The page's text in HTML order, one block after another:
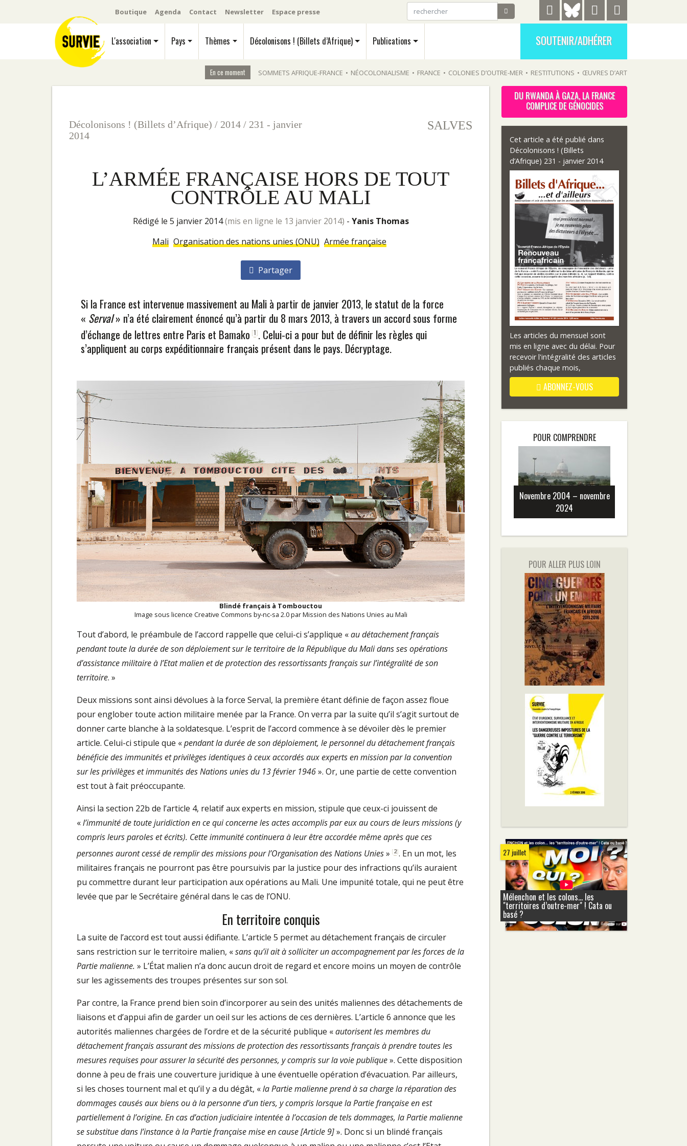
Boutique Agenda Contact Newsletter Espace presse
L'association Pays Thèmes Décolonisons ! (Billets d’Afrique) Publications SOUTENIR/ADHÉRER
En ce moment SOMMETS AFRIQUE-FRANCE • NÉOCOLONIALISME • FRANCE • COLONIES D’OUTRE-MER • RESTITUTIONS • ŒUVRES D’ART
Décolonisons ! (Billets d’Afrique) / 2014 / 231 - janvier
2014
SALVES
L’ARMÉE FRANÇAISE HORS DE TOUT
CONTRÔLE AU MALI
rédigé le 5 janvier 2014(mis en ligne le 13 janvier 2014) - Yanis Thomas
Mali Organisation des nations unies (ONU) Armée française
Partager
Si la France est intervenue massivement au Mali à partir de janvier 2013, le statut de la force
« Serval» n’a été clairement énoncé qu’à partir du 8 mars 2013, à travers un accord sous forme
d’échange de lettres entre Paris et Bamako [1]. Celui-ci a pour but de définir les règles qui
s’appliquent au corps expéditionnaire français présent dans le pays. Décryptage.
Blindé français à Tombouctou
Image sous licence Creative Commons by-nc-sa 2.0 par Mission des Nations Unies au Mali
Tout d’abord, le préambule de l’accord rappelle que celui-ci s’applique «au détachement français
pendant toute la durée de son déploiement sur le territoire de la République du Mali dans ses opérations
d’assistance militaire à l’Etat malien et de protection des ressortissants français sur l’intégralité de son
territoire. »
Deux missions sont ainsi dévolues à la force Serval, la première étant définie de façon assez floue
pour englober toute action militaire menée par la France. On verra par la suite qu’il s’agit surtout de
donner carte blanche à la soldatesque. L’esprit de l’accord commence à se dévoiler dès le premier
article. Celui-ci stipule que «pendant la durée de son déploiement, le personnel du détachement français
bénéficie des immunités et privilèges identiques à ceux accordés aux experts en mission par la convention
sur les privilèges et immunités des Nations unies du 13 février 1946». Or, une partie de cette convention
est tout à fait préoccupante.
Ainsi la section 22b de l’article 4, relatif aux experts en mission, stipule que ceux-ci jouissent de
«l’immunité de toute juridiction en ce qui concerne les actes accomplis par eux au cours de leurs missions (y
compris leurs paroles et écrits). Cette immunité continuera à leur être accordée même après que ces
personnes auront cessé de remplir des missions pour l’Organisation des Nations Unies» [2]. En un mot, les
militaires français ne pourront pas être poursuivis par la justice pour des infractions qu’ils auraient
pu commettre durant leur participation aux opérations au Mali. Une impunité totale, qui ne peut être
levée que par le Secrétaire général dans le cas de l’ONU.
En territoire conquis
La suite de l’accord est tout aussi édifiante. L’article 5 permet au détachement français de circuler
sans restriction sur le territoire malien, «sans qu’il ait à solliciter un accompagnement par les forces de la
Partie malienne. » L’État malien n’a donc aucun droit de regard et encore moins un moyen de contrôle
sur les agissements des troupes présentes sur son sol.
Par contre, la France prend bien soin d’incorporer au sein des unités maliennes des détachements de
liaisons et d’appui afin de garder un oeil sur les actions de ces dernières. L’article 6 annonce que les
autorités maliennes chargées de l’ordre et de la sécurité publique «autorisent les membres du
détachement français assurant des missions de protection des ressortissants français à prendre toutes les
mesures requises pour assurer la sécurité des personnes, y compris sur la voie publique». Cette disposition
donne à peu de frais une couverture juridique à une éventuelle opération d’évacuation. Par ailleurs,
si les choses tournent mal et qu’il y a du dégât, «la Partie malienne prend à sa charge la réparation des
dommages causés aux biens ou à la personne d’un tiers, y compris lorsque la Partie française en est
partiellement à l’origine. En cas d’action judiciaire intentée à l’occasion de tels dommages, la Partie malienne
se substitue dans l’instance à la Partie française mise en cause [Article 9]». Donc si un blindé français
DU RWANDA À GAZA, LA FRANCE
COMPLICE DE GÉNOCIDES
Cet article a été publié dans
Décolonisons ! (Billets
d’Afrique) 231 - janvier 2014
Les articles du mensuel sont
mis en ligne avec du délai. Pour
recevoir l'intégralité des articles
publiés chaque mois,
ABONNEZ-VOUS
POUR COMPRENDRE
Novembre 2004 – novembre
2024
POUR ALLER PLUS LOIN
27 juillet
Mélenchon et les colons... les
"territoires d’outre-mer" ! Cata ou
basé ?